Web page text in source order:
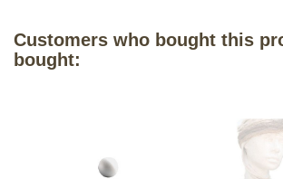
Customers who bought this
bought: